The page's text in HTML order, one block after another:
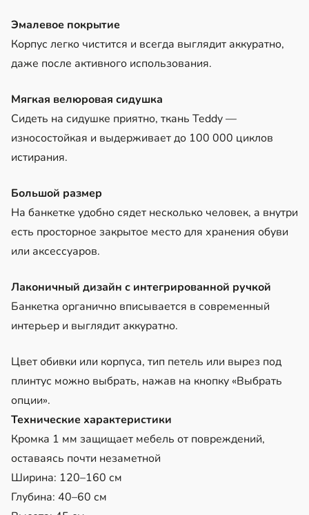
Эмалевое покрытие
Корпус легко чистится и всегда выглядит аккуратно,
даже после активного использования.
Мягкая велюровая сидушка
Сидеть на сидушке приятно, ткань Teddy —
износостойкая и выдерживает до 100 000 циклов
истирания.
Большой размер
На банкетке удобно сядет несколько человек, а внутри
есть просторное закрытое место для хранения обуви
или аксессуаров.
Лаконичный дизайн с интегрированной ручкой
Банкетка органично вписывается в современный
интерьер и выглядит аккуратно.
Цвет обивки или корпуса, тип петель или вырез под
плинтус можно выбрать, нажав на кнопку «Выбрать
опции».
Технические характеристики
Кромка 1 мм защищает мебель от повреждений,
оставаясь почти незаметной
Ширина: 120–160 см
Глубина: 40–60 см